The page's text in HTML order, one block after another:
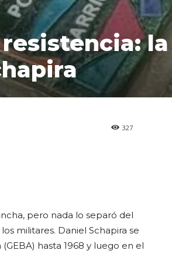
la
327
pero nada lo separó del
militares. Daniel Schapira se
hasta 1968 y luego en el